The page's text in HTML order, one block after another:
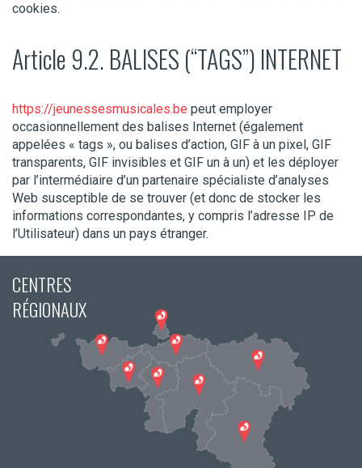
cookies.
Article 9.2. BALISES (“TAGS”) INTERNET
https://jeunessesmusicales.be peut employer
occasionnellement des balises Internet (également
appelées « tags », ou balises d’action, GIF à un pixel, GIF
transparents, GIF invisibles et GIF un à un) et les déployer
par l’intermédiaire d’un partenaire spécialiste d’analyses
Web susceptible de se trouver (et donc de stocker les
informations correspondantes, y compris l’adresse IP de
l’Utilisateur) dans un pays étranger.
CENTRES
RÉGIONAUX